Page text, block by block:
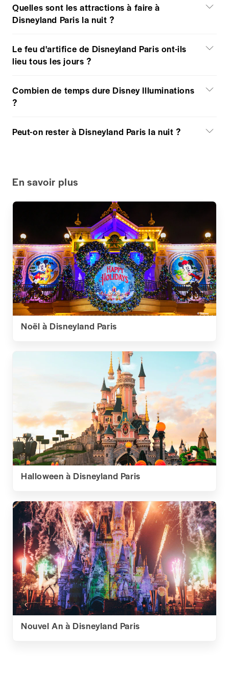
Quelles sont les attractions à faire à
Disneyland Paris la nuit ?
Le feu d'artifice de Disneyland Paris ont-ils
lieu tous les jours ?
Combien de temps dure Disney Illuminations
?
Peut-on rester à Disneyland Paris la nuit ?
En savoir plus
Noël à Disneyland Paris
Halloween à Disneyland Paris
Nouvel An à Disneyland Paris